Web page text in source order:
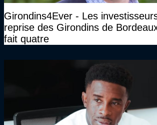
Girondins4Ever - Les
reprise des Girondins de
fait quatre